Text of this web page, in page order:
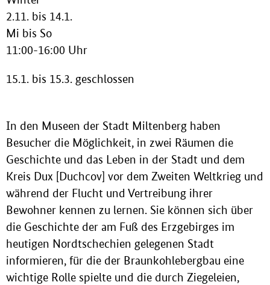
2.11. bis 14.1.
Mi bis So
11:00-16:00 Uhr
15.1. bis 15.3. geschlossen
In den Museen der Stadt Miltenberg haben
Besucher die Möglichkeit, in zwei Räumen die
Geschichte und das Leben in der Stadt und dem
Kreis Dux [Duchcov] vor dem Zweiten Weltkrieg und
während der Flucht und Vertreibung ihrer
Bewohner kennen zu lernen. Sie können sich über
die Geschichte der am Fuß des Erzgebirges im
heutigen Nordtschechien gelegenen Stadt
informieren, für die der Braunkohlebergbau eine
wichtige Rolle spielte und die durch Ziegeleien,